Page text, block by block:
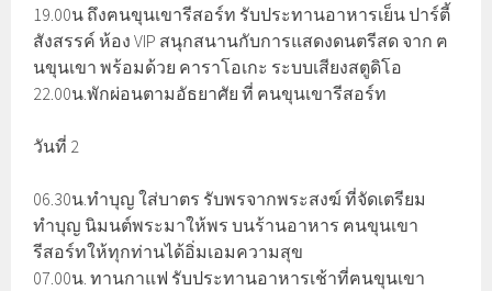
19.00น ถึงฅนขุนเขารีสอร์ท รับประทานอาหารเย็น ปาร์ตี้
สังสรรค์ ห้อง VIP สนุกสนานกับการแสดงดนตรีสด จาก ฅ
นขุนเขา พร้อมด้วย คาราโอเกะ ระบบเสียงสตูดิโอ
22.00น.พักผ่อนตามอัธยาศัย ที่ ฅนขุนเขารีสอร์ท
วันที่ 2
06.30น.ทำบุญ ใส่บาตร รับพรจากพระสงฆ์ ที่จัดเตรียม
ทำบุญ นิมนต์พระมาให้พร บนร้านอาหาร ฅนขุนเขา
รีสอร์ทให้ทุกท่านได้อิ่มเอมความสุข
07.00น. ทานกาแฟ รับประทานอาหารเช้าที่ฅนขุนเขา